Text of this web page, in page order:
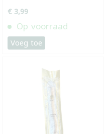
€ 3,99
Op voorraad
Voeg toe